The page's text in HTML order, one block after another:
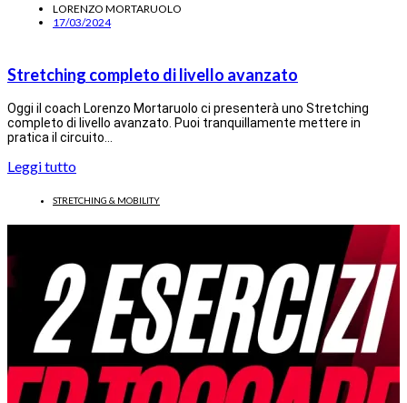
LORENZO MORTARUOLO
17/03/2024
Stretching completo di livello avanzato
Oggi il coach Lorenzo Mortaruolo ci presenterà uno Stretching
completo di livello avanzato. Puoi tranquillamente mettere in
pratica il circuito…
Leggi tutto
STRETCHING & MOBILITY